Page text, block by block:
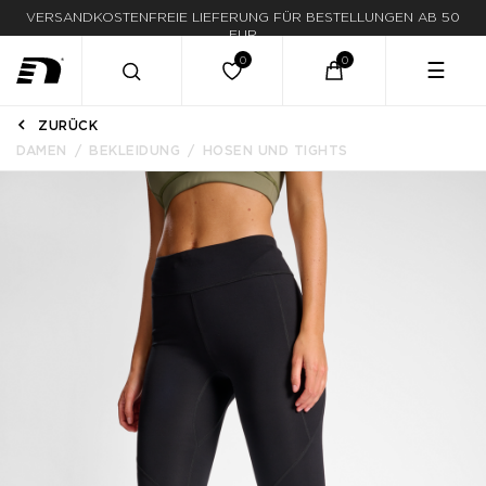
VERSANDKOSTENFREIE LIEFERUNG FÜR BESTELLUNGEN AB 50
EUR
LIEFERUNG IN 1-3 WERKTAGEN
☰
ZURÜCK
DAMEN
BEKLEIDUNG HOSEN UND TIGHTS